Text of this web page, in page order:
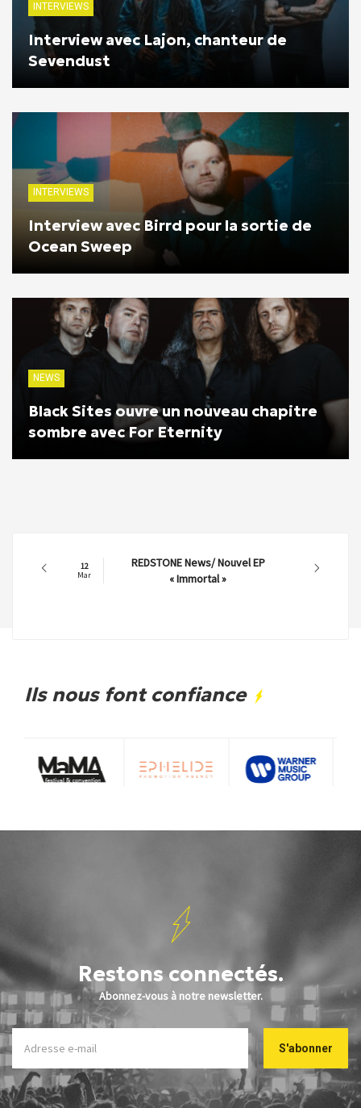
INTERVIEWS
Interview avec Lajon, chanteur de
Sevendust
INTERVIEWS
Interview avec Birrd pour la sortie de
Ocean Sweep
NEWS
Black Sites ouvre un nouveau chapitre
sombre avec For Eternity
12
Mar
REDSTONE News/ Nouvel EP
« Immortal »
Ils nous font confiance
Restons connectés.
Abonnez-vous à notre newsletter.